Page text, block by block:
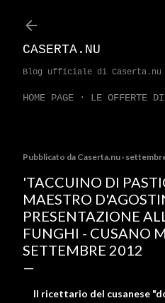
CASERTA.NU
Blog ufficiale di Caserta.nu
HOME PAGE LE OFFERTE DI
Pubblicato da Caserta.nu
'TACCUINO DI
MAESTRO
PRESENTAZIONE
FUNGHI - CUSANO
SETTEMBRE 2012
Il ricettario del cusanese